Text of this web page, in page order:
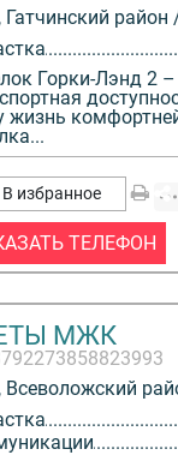
район
Горки-Лэнд 2
жизнь
В избранное
ТЕЛЕФОН
МЖК